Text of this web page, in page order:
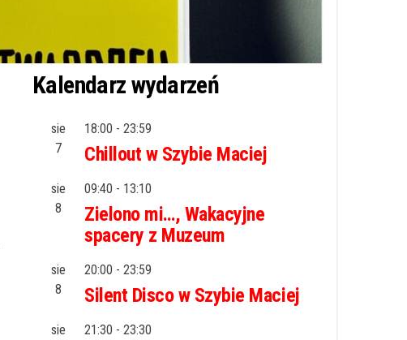
Kalendarz wydarzeń
sie
7
18:00 - 23:59
Chillout w Szybie Maciej
sie
8
09:40 - 13:10
Zielono mi…, Wakacyjne
spacery z Muzeum
sie
8
20:00 - 23:59
Silent Disco w Szybie Maciej
sie 21:30 - 23:30